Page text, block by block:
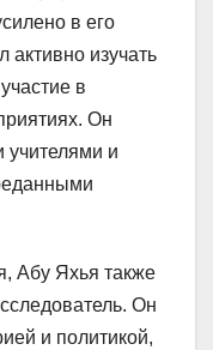
в его
активно изучать
в
Он
учителями и
Абу Яхья также
Он
и политикой,